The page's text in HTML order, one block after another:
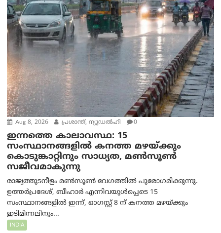
Aug 8, 2026 പ്രശാന്ത്, ന്യൂഡല്‍ഹി 0
ഇന്നത്തെ കാലാവസ്ഥ: 15
സംസ്ഥാനങ്ങളിൽ കനത്ത മഴയ്ക്കും
കൊടുങ്കാറ്റിനും സാധ്യത, മൺസൂൺ
സജീവമാകുന്നു
രാജ്യത്തുടനീളം മൺസൂൺ വേഗത്തിൽ പുരോഗമിക്കുന്നു.
ഉത്തർപ്രദേശ്, ബീഹാർ എന്നിവയുൾപ്പെടെ 15
സംസ്ഥാനങ്ങളിൽ ഇന്ന്, ഓഗസ്റ്റ് 8 ന് കനത്ത മഴയ്ക്കും
ഇടിമിന്നലിനും...
INDIA